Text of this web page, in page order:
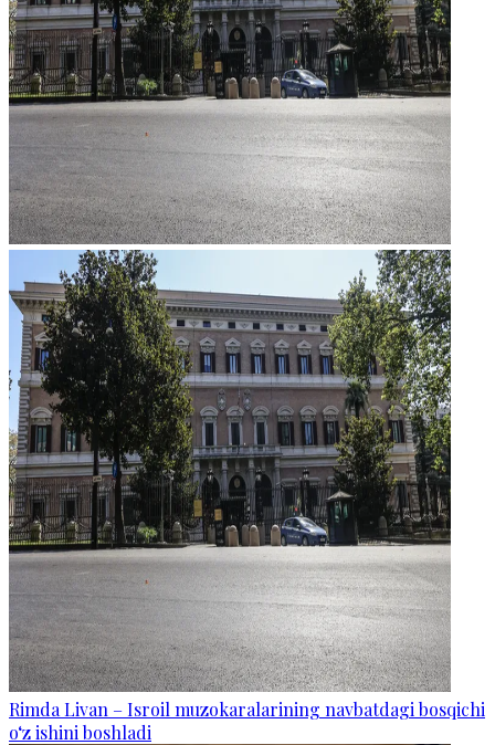
Rimda Livan – Isroil muzokaralarining navbatdagi bosqichi
o‘z ishini boshladi